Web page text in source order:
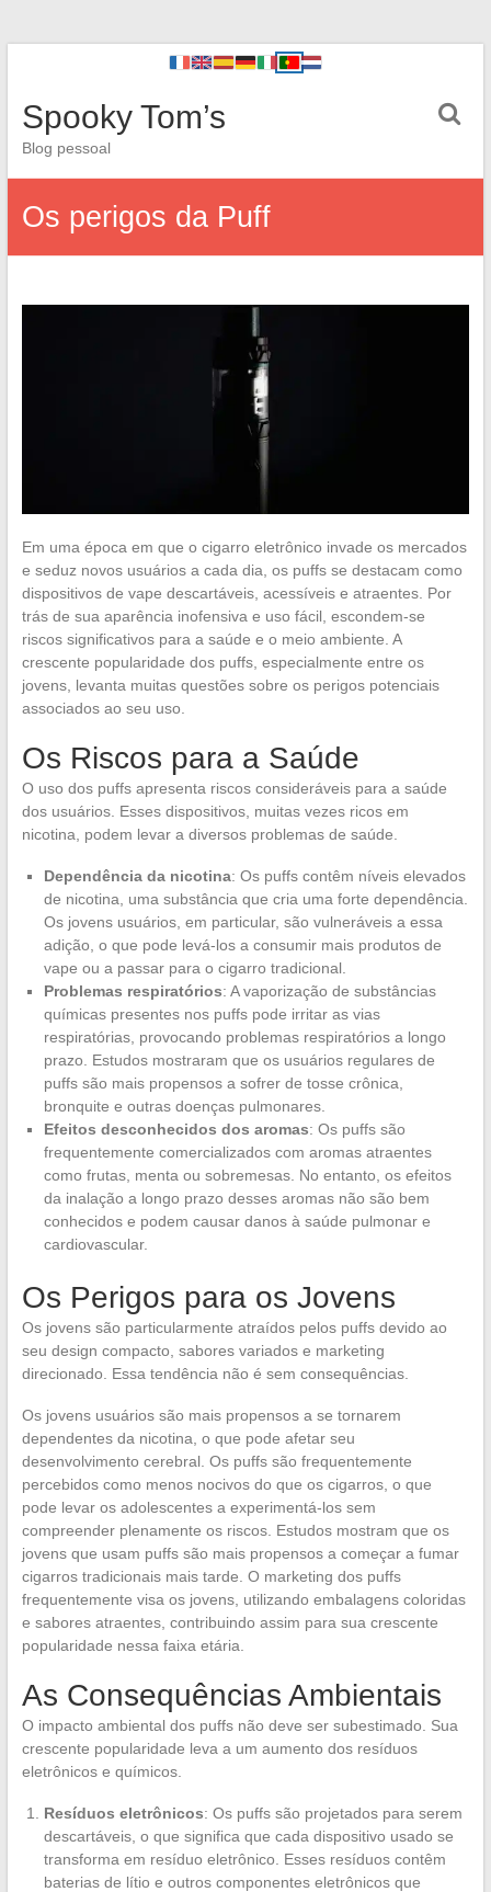
Spooky Tom’s
Blog pessoal
Os perigos da Puff
Em uma época em que o cigarro eletrônico invade os mercados
e seduz novos usuários a cada dia, os puffs se destacam como
dispositivos de vape descartáveis, acessíveis e atraentes. Por
trás de sua aparência inofensiva e uso fácil, escondem-se
riscos significativos para a saúde e o meio ambiente. A
crescente popularidade dos puffs, especialmente entre os
jovens, levanta muitas questões sobre os perigos potenciais
associados ao seu uso.
Os Riscos para a Saúde
O uso dos puffs apresenta riscos consideráveis para a saúde
dos usuários. Esses dispositivos, muitas vezes ricos em
nicotina, podem levar a diversos problemas de saúde.
Dependência da nicotina: Os puffs contêm níveis elevados
de nicotina, uma substância que cria uma forte dependência.
Os jovens usuários, em particular, são vulneráveis a essa
adição, o que pode levá-los a consumir mais produtos de
vape ou a passar para o cigarro tradicional.
Problemas respiratórios: A vaporização de substâncias
químicas presentes nos puffs pode irritar as vias
respiratórias, provocando problemas respiratórios a longo
prazo. Estudos mostraram que os usuários regulares de
puffs são mais propensos a sofrer de tosse crônica,
bronquite e outras doenças pulmonares.
Efeitos desconhecidos dos aromas: Os puffs são
frequentemente comercializados com aromas atraentes
como frutas, menta ou sobremesas. No entanto, os efeitos
da inalação a longo prazo desses aromas não são bem
conhecidos e podem causar danos à saúde pulmonar e
cardiovascular.
Os Perigos para os Jovens
Os jovens são particularmente atraídos pelos puffs devido ao
seu design compacto, sabores variados e marketing
direcionado. Essa tendência não é sem consequências.
Os jovens usuários são mais propensos a se tornarem
dependentes da nicotina, o que pode afetar seu
desenvolvimento cerebral. Os puffs são frequentemente
percebidos como menos nocivos do que os cigarros, o que
pode levar os adolescentes a experimentá-los sem
compreender plenamente os riscos. Estudos mostram que os
jovens que usam puffs são mais propensos a começar a fumar
cigarros tradicionais mais tarde. O marketing dos puffs
frequentemente visa os jovens, utilizando embalagens coloridas
e sabores atraentes, contribuindo assim para sua crescente
popularidade nessa faixa etária.
As Consequências Ambientais
O impacto ambiental dos puffs não deve ser subestimado. Sua
crescente popularidade leva a um aumento dos resíduos
eletrônicos e químicos.
Resíduos eletrônicos: Os puffs são projetados para serem
descartáveis, o que significa que cada dispositivo usado se
transforma em resíduo eletrônico. Esses resíduos contêm
baterias de lítio e outros componentes eletrônicos que